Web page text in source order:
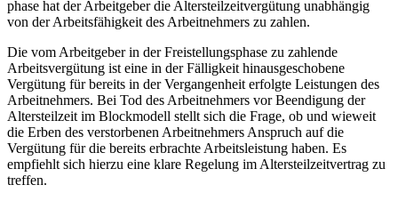
phase hat der Arbeitgeber die Altersteilzeitvergütung unabhängig
von der Arbeitsfähigkeit des Arbeitnehmers zu zahlen.
Die vom Arbeitgeber in der Freistellungsphase zu zahlende
Arbeitsvergütung ist eine in der Fälligkeit hinausgeschobene
Vergütung für bereits in der Vergangenheit erfolgte Leistungen des
Arbeitnehmers. Bei Tod des Arbeitnehmers vor Beendigung der
Altersteilzeit im Blockmodell stellt sich die Frage, ob und wieweit
die Erben des verstorbenen Arbeitnehmers Anspruch auf die
Vergütung für die bereits erbrachte Arbeitsleistung haben. Es
empfiehlt sich hierzu eine klare Regelung im Altersteilzeitvertrag zu
treffen.